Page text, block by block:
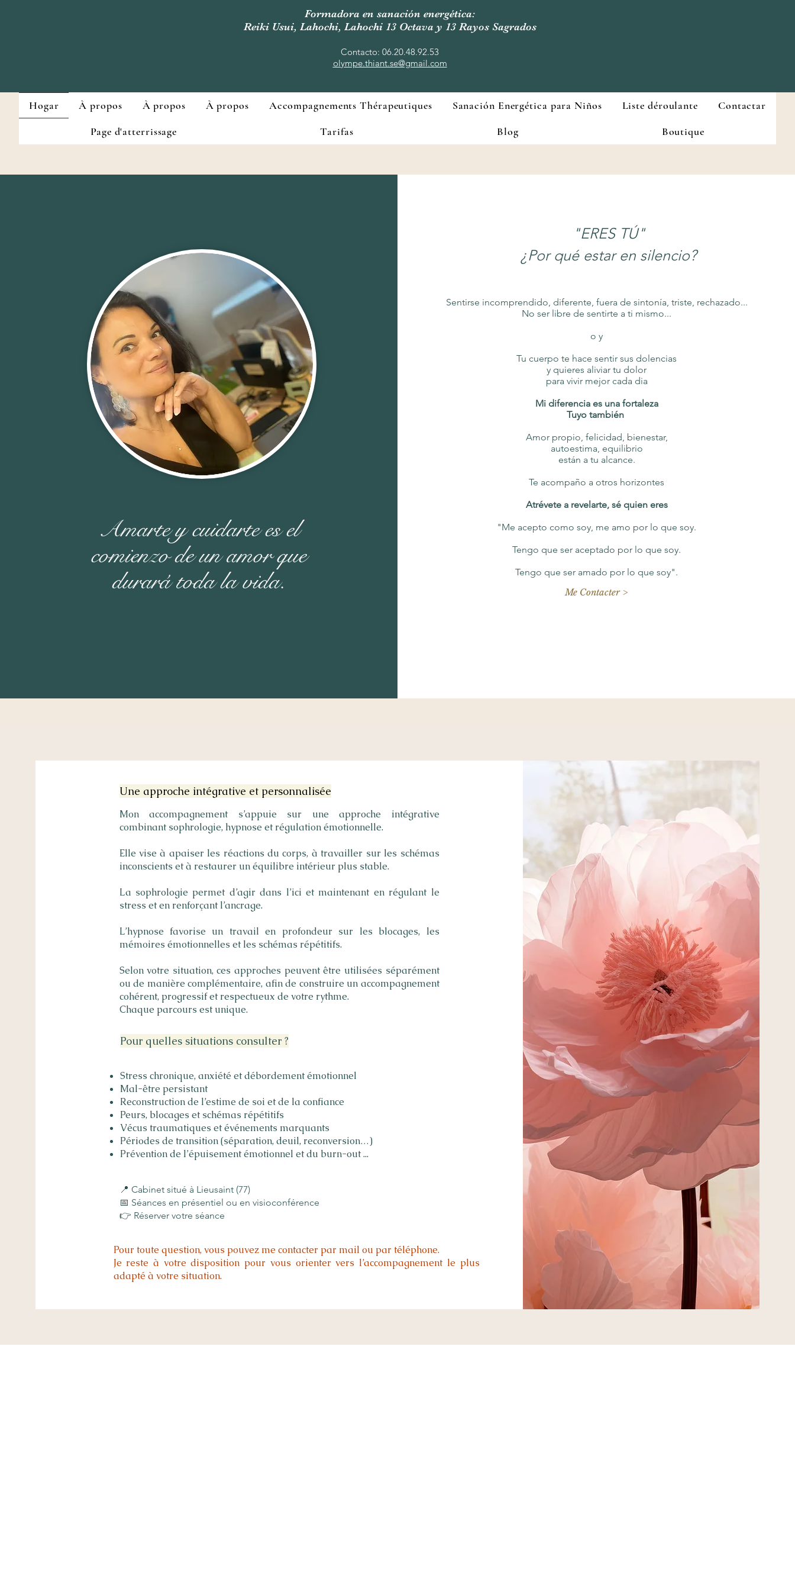
Formadora en sanación energética:
Reiki Usui, Lahochi, Lahochi 13 Octava y 13 Rayos Sagrados
Contacto: 06.20.48.92.53
olympe.thiant.se@gmail.com
Hogar À propos À propos À propos Accompagnements Thérapeutiques Sanación Energética para Niños Liste déroulante
Contactar
Page d'atterrissage
Tarifas Blog Boutique
Amarte y cuidarte es el
comienzo de un amor que
durará toda la vida.
"ERES TÚ"
¿Por qué estar en silencio?
Sentirse incomprendido, diferente, fuera de sintonía, triste, rechazado...
No ser libre de sentirte a ti mismo...
o y
Tu cuerpo te hace sentir sus dolencias
y quieres aliviar tu dolor
para vivir mejor cada dia
Mi diferencia es una fortaleza
Tuyo también
Amor propio, felicidad, bienestar,
autoestima, equilibrio
están a tu alcance.
Te acompaño a otros horizontes
Atrévete a revelarte, sé quien eres
"Me acepto como soy, me amo por lo que soy.
Tengo que ser aceptado por lo que soy.
Tengo que ser amado por lo que soy".
Me Contacter >
Une approche intégrative et personnalisée
Mon accompagnement s’appuie sur une approche intégrative
combinant sophrologie, hypnose et régulation émotionnelle.
Elle vise à apaiser les réactions du corps, à travailler sur les schémas
inconscients et à restaurer un équilibre intérieur plus stable.
La sophrologie permet d’agir dans l’ici et maintenant en régulant le
stress et en renforçant l’ancrage.
L’hypnose favorise un travail en profondeur sur les blocages, les
mémoires émotionnelles et les schémas répétitifs.
Selon votre situation, ces approches peuvent être utilisées séparément
ou de manière complémentaire, afin de construire un accompagnement
cohérent, progressif et respectueux de votre rythme.
Chaque parcours est unique.
Pour quelles situations consulter ?
Stress chronique, anxiété et débordement émotionnel
Mal-être persistant
Reconstruction de l’estime de soi et de la confiance
Peurs, blocages et schémas répétitifs
Vécus traumatiques et événements marquants
Périodes de transition (séparation, deuil, reconversion…)
Prévention de l’épuisement émotionnel et du burn-out ...
📍 Cabinet situé à Lieusaint (77)
📅 Séances en présentiel ou en visioconférence
👉 Réserver votre séance
Pour toute question, vous pouvez me contacter par mail ou par téléphone.
Je reste à votre disposition pour vous orienter vers l’accompagnement le plus
adapté à votre situation.